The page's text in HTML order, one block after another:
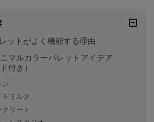
ットがよく機能する理由
マルカラーパレットアイデア
付き）
ン
トミルク
リート